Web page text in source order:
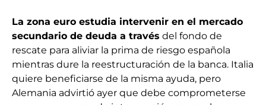
La zona euro estudia intervenir en el mercado
secundario de deuda a través del fondo de
rescate para aliviar la prima de riesgo española
mientras dure la reestructuración de la banca. Italia
quiere beneficiarse de la misma ayuda, pero
Alemania advirtió ayer que debe comprometerse